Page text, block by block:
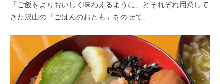
「ご飯をよりおいしく味わえるように」とそれぞれ用意して
きた沢山の「ごはんのおとも」をのせて、